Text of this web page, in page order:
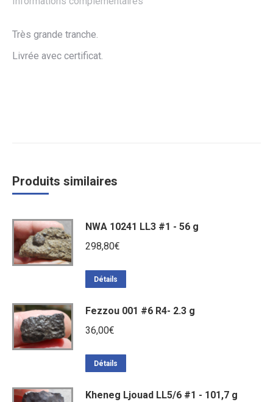
Très grande tranche.
Livrée avec certificat.
Produits similaires
NWA 10241 LL3 #1 - 56 g
298,80€
Détails
Fezzou 001 #6 R4- 2.3 g
36,00€
Détails
Kheneg Ljouad LL5/6 #1 - 101,7 g